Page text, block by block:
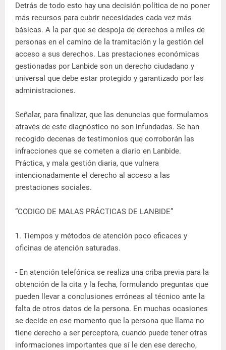
Detrás de todo esto hay una decisión política de no poner
más recursos para cubrir necesidades cada vez más
básicas. A la par que se despoja de derechos a miles de
personas en el camino de la tramitación y la gestión del
acceso a sus derechos. Las prestaciones económicas
gestionadas por Lanbide son un derecho ciudadano y
universal que debe estar protegido y garantizado por las
administraciones.
Señalar, para finalizar, que las denuncias que formulamos
através de este diagnóstico no son infundadas. Se han
recogido decenas de testimonios que corroborán las
infracciones que se cometen a diario en Lanbide.
Práctica, y mala gestión diaria, que vulnera
intencionadamente el derecho al acceso a las
prestaciones sociales.
“CODIGO DE MALAS PRÁCTICAS DE LANBIDE”
1. Tiempos y métodos de atención poco eficaces y
oficinas de atención saturadas.
- En atención telefónica se realiza una criba previa para la
obtención de la cita y la fecha, formulando preguntas que
pueden llevar a conclusiones erróneas al técnico ante la
falta de otros datos de la persona. En muchas ocasiones
se decide en ese momento que la persona que llama no
tiene derecho a ser perceptora, cuando puede tener otras
informaciones importantes que sí le den ese derecho,